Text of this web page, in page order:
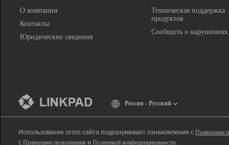
О компании
Контакты
Юридические сведения
Техническая поддержка
продуктов
Сообщить о нарушениях
Россия - Русский
Использование этого сайта подразумевает ознакомление с Правилами
с Правилами пользования и Политикой конфиденциальности.